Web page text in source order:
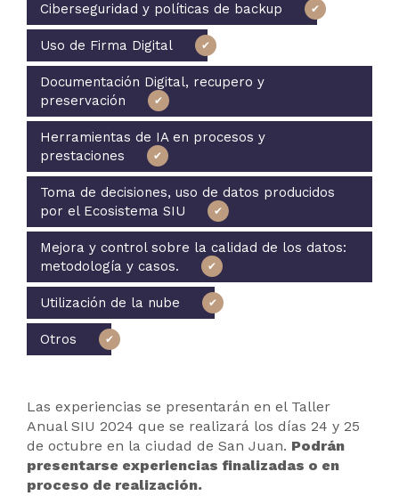
Ciberseguridad y políticas de backup
Uso de Firma Digital
Documentación Digital, recupero y
preservación
Herramientas de IA en procesos y
prestaciones
Toma de decisiones, uso de datos producidos
por el Ecosistema SIU
Mejora y control sobre la calidad de los datos:
metodología y casos.
Utilización de la nube
Otros
Las experiencias se presentarán en el Taller
Anual SIU 2024 que se realizará los días 24 y 25
de octubre en la ciudad de San Juan. Podrán
presentarse experiencias finalizadas o en
proceso de realización.